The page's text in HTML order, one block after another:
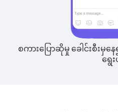
စကားပြောဆိုမှု ခေါင်းစီးမှနေ
ရွေး